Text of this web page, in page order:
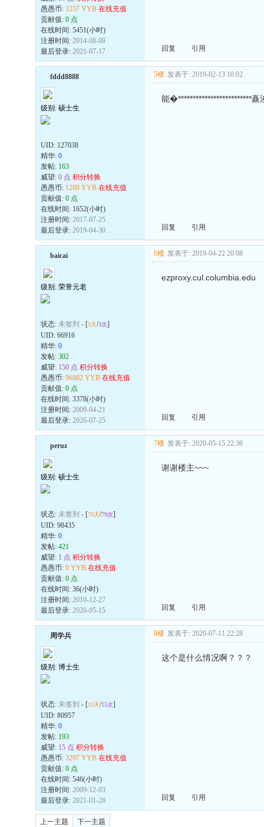
愚愚币: 3257 YYB 在线充值
贡献值: 0 点
在线时间: 5451(小时)
注册时间: 2014-08-08
最后登录: 2021-07-17 回复 引用
fddd8888
级别: 硕士生
UID: 127038
精华: 0
发帖: 163
威望: 0 点 积分转换
愚愚币: 1289 YYB 在线充值
贡献值: 0 点
在线时间: 1652(小时)
注册时间: 2017-07-25
最后登录: 2019-04-30
5楼 发表于: 2019-02-13 10:02
能�*************************
回复 引用
baicai
级别: 荣誉元老
状态: 未签到 - [3天/3次]
UID: 66916
精华: 0
发帖: 302
威望: 150 点 积分转换
愚愚币: 96882 YYB 在线充值
贡献值: 0 点
在线时间: 3378(小时)
注册时间: 2009-04-21
最后登录: 2026-07-25
6楼 发表于: 2019-04-22 20:08
ezproxy.cul.columbia.edu
回复 引用
peruz
级别: 硕士生
状态: 未签到 - [79天/79次]
UID: 98435
精华: 0
发帖: 421
威望: 1 点 积分转换
愚愚币: 0 YYB 在线充值
贡献值: 0 点
在线时间: 36(小时)
注册时间: 2010-12-27
最后登录: 2020-05-15
7楼 发表于: 2020-05-15 22:36
谢谢楼主~~~
回复 引用
周学兵
级别: 博士生
状态: 未签到 - [15天/15次]
UID: 80957
精华: 0
发帖: 193
威望: 15 点 积分转换
愚愚币: 3297 YYB 在线充值
贡献值: 0 点
在线时间: 546(小时)
注册时间: 2009-12-03
最后登录: 2021-01-26
8楼 发表于: 2020-07-11 22:28
这个是什么情况啊？？？
回复 引用
上一主题 下一主题